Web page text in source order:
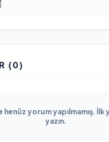
(0)
henüz yorum yapılmamış. İlk
yazın.